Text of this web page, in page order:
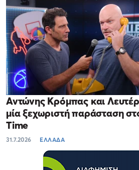
Αντώνης Κρόμπας και
μία ξεχωριστή παράσταση
Time
31.7.2026 ΕΛΛΑΔΑ